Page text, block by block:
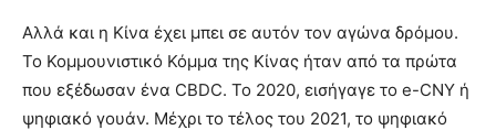
Αλλά και η Κίνα έχει μπει σε αυτόν τον αγώνα δρόμου.
Το Κομμουνιστικό Κόμμα της Κίνας ήταν από τα πρώτα
που εξέδωσαν ένα CBDC. Το 2020, εισήγαγε το e-CNY ή
ψηφιακό γουάν. Μέχρι το τέλος του 2021, το ψηφιακό